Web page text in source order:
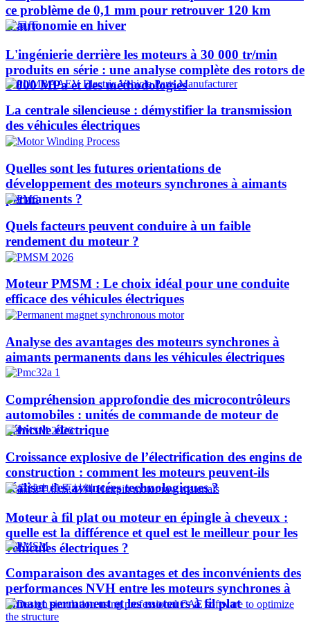
ce problème de 0,1 mm pour retrouver 120 km
d'autonomie en hiver
L'ingénierie derrière les moteurs à 30 000 tr/min
produits en série : une analyse complète des rotors de
1 000 MPa et des méthodologies
La centrale silencieuse : démystifier la transmission
des véhicules électriques
Quelles sont les futures orientations de
développement des moteurs synchrones à aimants
permanents ?
Quels facteurs peuvent conduire à un faible
rendement du moteur ?
Moteur PMSM : Le choix idéal pour une conduite
efficace des véhicules électriques
Analyse des avantages des moteurs synchrones à
aimants permanents dans les véhicules électriques
Compréhension approfondie des microcontrôleurs
automobiles : unités de commande de moteur de
véhicule électrique
Croissance explosive de l’électrification des engins de
construction : comment les moteurs peuvent-ils
réaliser des avancées technologiques ?​
Moteur à fil plat ou moteur en épingle à cheveux :
quelle est la différence et quel est le meilleur pour les
véhicules électriques ?
Comparaison des avantages et des inconvénients des
performances NVH entre les moteurs synchrones à
aimant permanent et les moteurs à fil plat